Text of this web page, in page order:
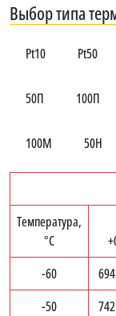
Выбор типа
Pt10 Pt50
50П 100П
100М 50Н
Температура,
°C
-60
-50